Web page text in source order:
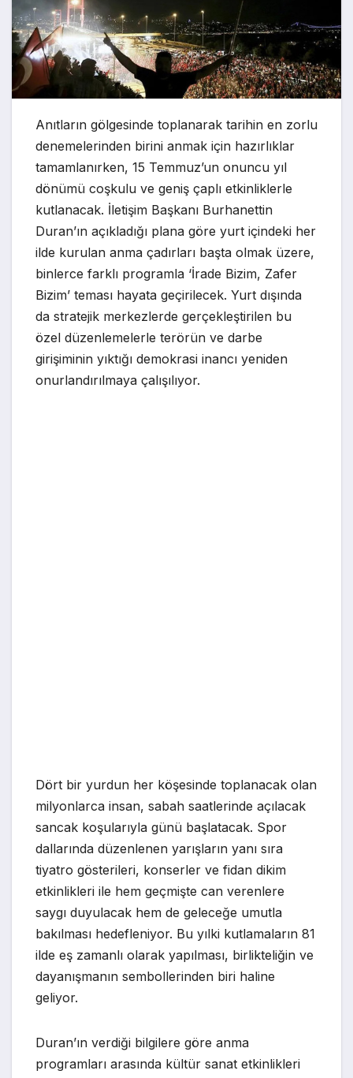
Anıtların gölgesinde toplanarak tarihin en zorlu
denemelerinden birini anmak için hazırlıklar
tamamlanırken, 15 Temmuz’un onuncu yıl
dönümü coşkulu ve geniş çaplı etkinliklerle
kutlanacak. İletişim Başkanı Burhanettin
Duran’ın açıkladığı plana göre yurt içindeki her
ilde kurulan anma çadırları başta olmak üzere,
binlerce farklı programla ‘İrade Bizim, Zafer
Bizim’ teması hayata geçirilecek. Yurt dışında
da stratejik merkezlerde gerçekleştirilen bu
özel düzenlemelerle terörün ve darbe
girişiminin yıktığı demokrasi inancı yeniden
onurlandırılmaya çalışılıyor.
Dört bir yurdun her köşesinde toplanacak olan
milyonlarca insan, sabah saatlerinde açılacak
sancak koşularıyla günü başlatacak. Spor
dallarında düzenlenen yarışların yanı sıra
tiyatro gösterileri, konserler ve fidan dikim
etkinlikleri ile hem geçmişte can verenlere
saygı duyulacak hem de geleceğe umutla
bakılması hedefleniyor. Bu yılki kutlamaların 81
ilde eş zamanlı olarak yapılması, birlikteliğin ve
dayanışmanın sembollerinden biri haline
geliyor.
Duran’ın verdiği bilgilere göre anma
programları arasında kültür sanat etkinlikleri